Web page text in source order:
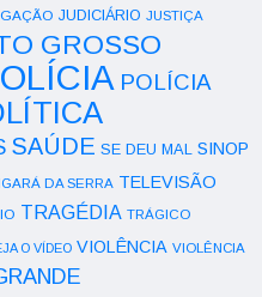
JUDICIÁRIO JUSTIÇA
GROSSO
POLÍCIA
SAÚDE SE DEU MAL SINOP
DA SERRA TELEVISÃO
TRAGÉDIA TRÁGICO
O VÍDEO VIOLÊNCIA VIOLÊNCIA